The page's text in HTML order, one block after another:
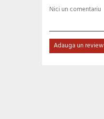
Nici un comentariu
Adauga un review